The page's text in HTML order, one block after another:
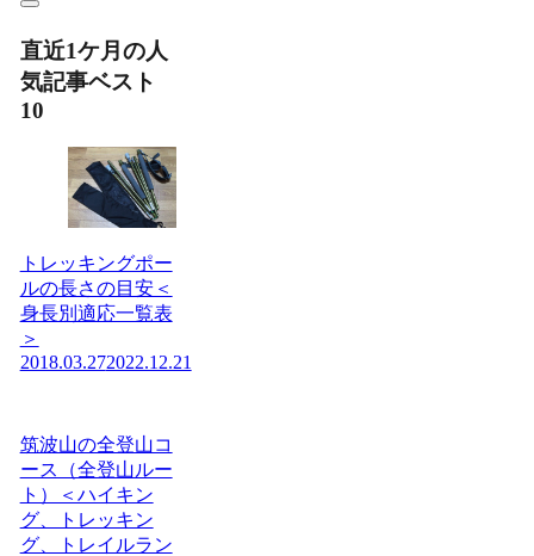
直近1ケ月の人
気記事ベスト
10
トレッキングポー
ルの長さの目安＜
身長別適応一覧表
＞
2018.03.272022.12.21
筑波山の全登山コ
ース（全登山ルー
ト）＜ハイキン
グ、トレッキン
グ、トレイルラン